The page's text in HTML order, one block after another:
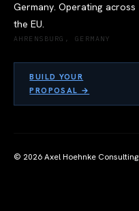
Germany. Operating across
the EU.
AHRENSBURG, GERMANY
BUILD YOUR
PROPOSAL →
© 2026 Axel Hoehnke Consulting